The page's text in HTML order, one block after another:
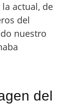
actual, de
del
nuestro
del